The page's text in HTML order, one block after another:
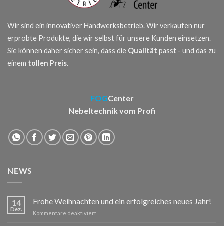
Wir sind ein innovativer Handwerksbetrieb. Wir verkaufen nur
erprobte Produkte, die wir selbst für unsere Kunden einsetzen.
Sie können daher sicher sein, dass die Qualität passt - und das zu
einem tollen Preis.
FOGCenter
Nebeltechnik vom Profi
NEWS
14
Dez.
Frohe Weihnachten und ein erfolgreiches neues Jahr!
Kommentare deaktiviertfür